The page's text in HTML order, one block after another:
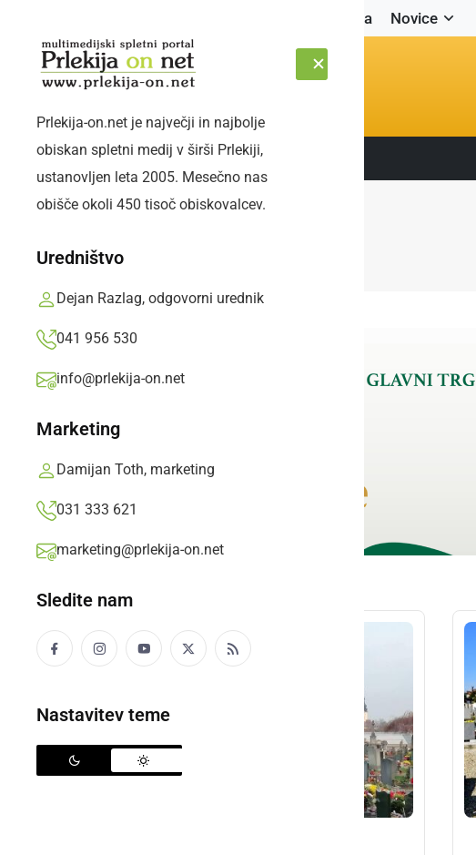
Naslovnica Novice
PETEK, 7. AVGUST 2026 Sledite nam:
Prlekija-on.net je največji in najbolje
obiskan spletni medij v širši Prlekiji,
ustanovljen leta 2005. Mesečno nas
obišče okoli 450 tisoč obiskovalcev.
Uredništvo
Dejan Razlag, odgovorni urednik
041 956 530
info@prlekija-on.net
Marketing
Damijan Toth, marketing
031 333 621
marketing@prlekija-on.net
Sledite nam
Nastavitev teme